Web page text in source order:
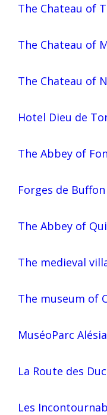
The Chateau of
The Chateau of
The Chateau of
Hotel Dieu de
The Abbey of
Forges de Buffon
The Abbey of
The medieval
The museum of
MuséoParc Alésia
La Route des
Les